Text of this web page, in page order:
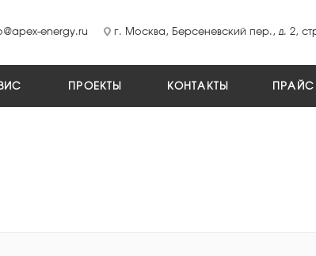
energy.ru г. Москва, Берсеневский пер., д. 2,
ПРОЕКТЫ КОНТАКТЫ ПРАЙС